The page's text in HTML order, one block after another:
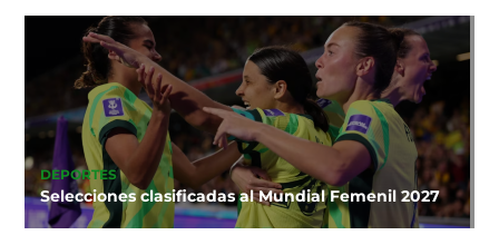
DEPORTES
Selecciones clasificadas al Mundial Femenil 2027